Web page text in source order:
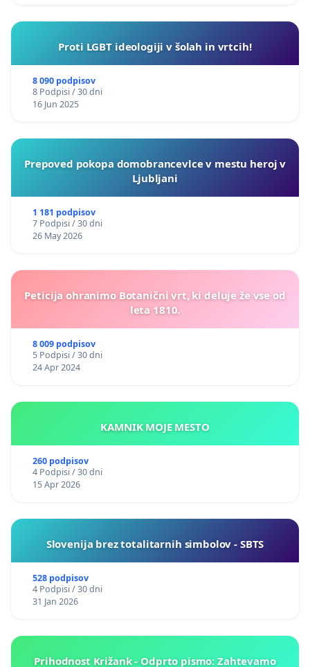
Proti LGBT ideologiji v šolah in vrtcih!
8 090 podpisov
8 Podpisi / 30 dni
16 Jun 2025
Prepoved pokopa domobrancevlce v mestu heroj v
Ljubljani
1 181 podpisov
7 Podpisi / 30 dni
26 May 2026
Peticija ohranimo Botanični vrt, ki deluje že vse od
leta 1810.
8 009 podpisov
5 Podpisi / 30 dni
24 Apr 2024
KAMNIK MOJE MESTO
260 podpisov
4 Podpisi / 30 dni
15 Apr 2026
Slovenija brez totalitarnih simbolov - SBTS
528 podpisov
4 Podpisi / 30 dni
31 Jan 2026
Prihodnost Križank - Odprto pismo: Zahtevamo